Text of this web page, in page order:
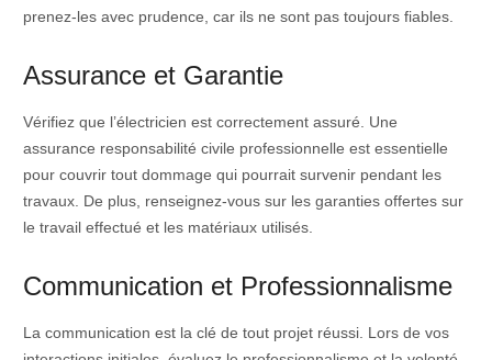
prenez-les avec prudence, car ils ne sont pas toujours fiables.
Assurance et Garantie
Vérifiez que l’électricien est correctement assuré. Une
assurance responsabilité civile professionnelle est essentielle
pour couvrir tout dommage qui pourrait survenir pendant les
travaux. De plus, renseignez-vous sur les garanties offertes sur
le travail effectué et les matériaux utilisés.
Communication et Professionnalisme
La communication est la clé de tout projet réussi. Lors de vos